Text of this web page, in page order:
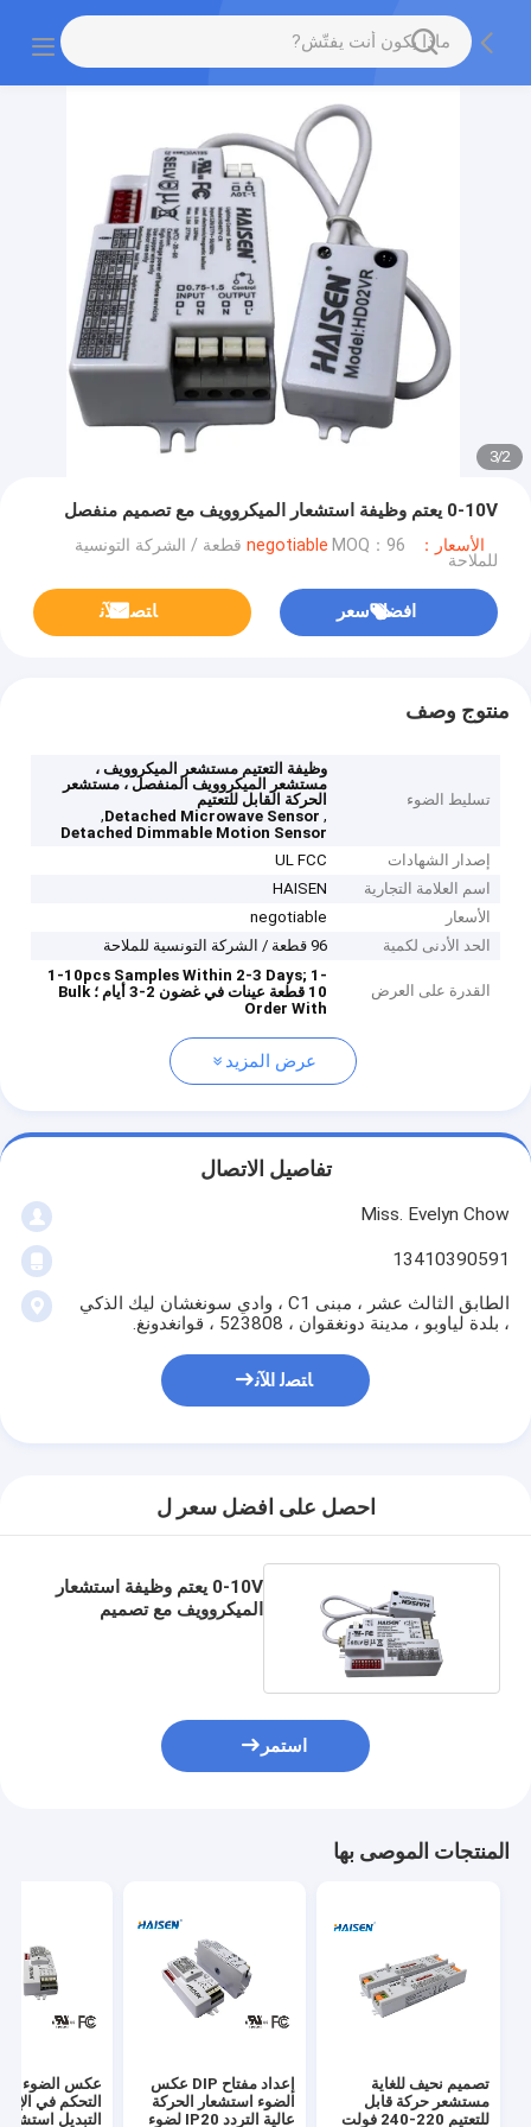
2
/
3
0-10V يعتم وظيفة استشعار الميكروويف مع تصميم منفصل
الأسعار：negotiable MOQ：96 قطعة / الشركة التونسية
للملاحة
افضل سعر ﺎﺘﺼﻟ ﺍﻶﻧ
منتوج وصف
تسليط الضوء
وظيفة التعتيم مستشعر الميكروويف ،
مستشعر الميكروويف المنفصل ، مستشعر
الحركة القابل للتعتيم
,
Detached Microwave Sensor
,
Detached Dimmable Motion Sensor
إصدار الشهادات
UL FCC
اسم العلامة التجارية
HAISEN
الأسعار
negotiable
الحد الأدنى لكمية
96 قطعة / الشركة التونسية للملاحة
القدرة على العرض
1-10pcs Samples Within 2-3 Days; 1-
10 قطعة عينات في غضون 2-3 أيام ؛
Bulk
Order With
عرض المزيد
تفاصيل الاتصال
Miss. Evelyn Chow
13410390591
الطابق الثالث عشر ، مبنى C1 ، وادي سونغشان ليك الذكي
، بلدة لياوبو ، مدينة دونغقوان ، 523808 ، قوانغدونغ.
ﺎﺘﺼﻟ ﺍﻶﻧ
احصل على افضل سعر ل
0-10V يعتم وظيفة استشعار
الميكروويف مع تصميم
استمر
المنتجات الموصى بها
تصميم نحيف للغاية
مستشعر حركة قابل
للتعتيم 220-240 فولت
إعداد مفتاح DIP عكس
الضوء استشعار الحركة
عالية التردد IP20 لضوء
عكس الضوء
التحكم في
التبديل